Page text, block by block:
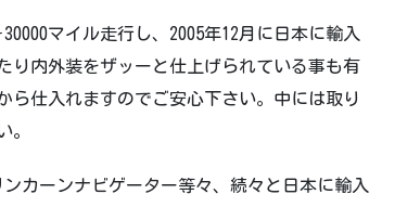
マイル走行し、2005年12月に日本に輸入
り 内外装をザッーと仕上げられている事も有
ら仕入れますのでご安心下さい。中には取り
。
カーンナビゲーター等々、続々と日本に輸入